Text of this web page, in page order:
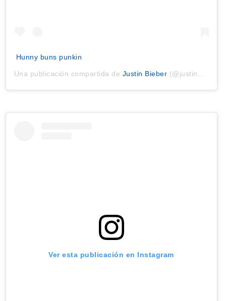
Hunny buns punkin
Una publicación compartida de Justin Bieber (@justinbieber) el
Ver esta publicación en Instagram